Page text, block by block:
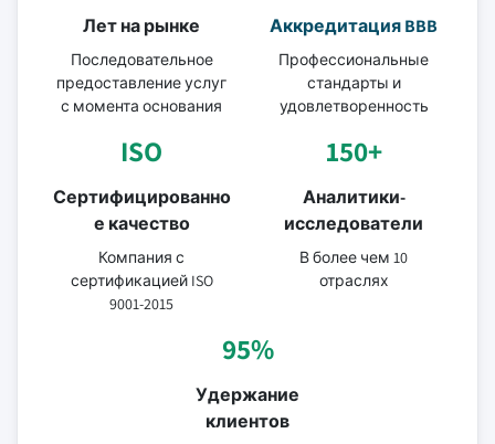
Лет на рынке
Последовательное
предоставление услуг
с момента основания
Аккредитация BBB
Профессиональные
стандарты и
удовлетворенность
ISO
Сертифицированно
е качество
Компания с
сертификацией ISO
9001-2015
150+
Аналитики-
исследователи
В более чем 10
отраслях
95%
Удержание
клиентов